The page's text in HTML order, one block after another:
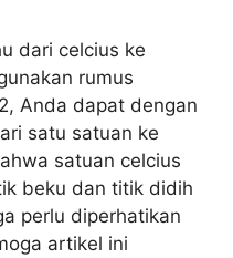
dari celcius ke
rumus
Anda dapat dengan
satu satuan ke
satuan celcius
beku dan titik didih
perlu diperhatikan
artikel ini